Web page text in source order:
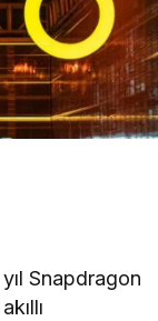
Snapdragon